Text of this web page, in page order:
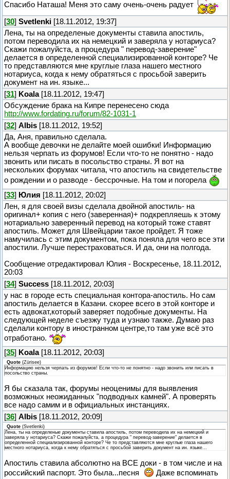
Спасибо Наташа! Меня это саму очень-очень радует
[30] Svetlenki [18.11.2012, 19:37]
Лена, ты на определеные документы ставила апостиль,
потом переводила их на немецкий и заверяла у нотариуса?
Скажи пожалуйста, а процедура " перевод-заверение"
делается в определенной специализированной конторе? Че
то представляются мне круглые глаза нашего местного
нотариуса, когда к нему обратяться с просьбой заверить
документ на ин. языке...
[31] Koala[18.11.2012, 19:47]
Обсуждение брака на Кипре перенесено сюда
http://www.fordating.ru/forum/82-1031-1
[32] Albis [18.11.2012, 19:52]
Да, Аня, правильно сделала.
А вообще девочки не делайте моей ошибки! Информацию
нельзя черпать из форумов! Если что-то не понятно - надо
звонить или писать в посольство страны. Я вот на
нескольких форумах читала, что апостиль на свидетельстве
о рождении и о разводе - бессрочные. На том и погорела
[33] Юлия [18.11.2012, 20:02]
Лен, я для своей визы сделала двойной апостиль- на
оригинал+ копия с него (заверенная)+ подкрепляешь к этому
нотариально заверенный перевод на который тоже ставят
апостиль. Может для Швейцарии такое пройдет. Я тоже
намучилась с этим документом, пока поняла для чего все эти
апостили. Лучше перестраховаться. И да, они на полгода.
Сообщение отредактировал Юлия - Воскресенье, 18.11.2012,
20:03
[34] Success [18.11.2012, 20:03]
у нас в городе есть специальная контора-апостиль. Но сам
апостиль делается в Казани. скорее всего в этой конторе и
есть адвокат,который заверяет подобные документы. На
следующей неделе съезжу туда и узнаю также. Думаю раз
сделали контору в иностранном центре,то там уже всё это
отработано.
[35] Koala[18.11.2012, 20:03]
Quote (Zürisee)
Информацию нельзя черпать из форумов! Если что-то не понятно - надо звонить или писать в
посольство страны.
Я бы сказала так, форумы неоценимы для выявления
возможных неожиданных "подводных камней". А проверять
все надо самим и в официальных инстанциях.
[36] Albis [18.11.2012, 20:09]
Quote (Svetlenki)
Лена, ты на определеные документы ставила апостиль, потом переводила их на немецкий и
заверяла у нотариуса? Скажи пожалуйста, а процедура " перевод-заверение" делается в
определенной специализированной конторе? Че то представляются мне круглые глаза нашего
местного нотариуса, когда к нему обратяться с просьбой заверить документ на ин. языке...
Апостиль ставила абсолютно на ВСЕ доки - в том числе и на
российский паспорт. Это была...песня
Даже вспоминать